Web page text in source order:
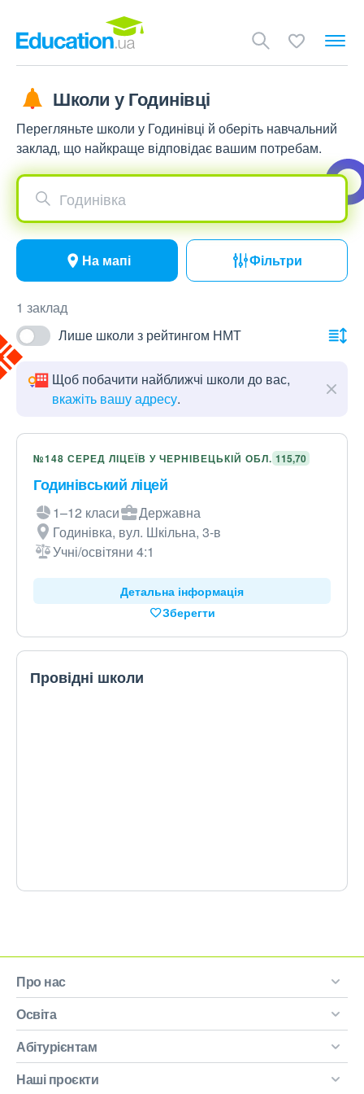
Школи у Годинівці
Перегляньте школи у Годинівці й оберіть навчальний
заклад, що найкраще відповідає вашим потребам.
Годинівка
На мапі Фільтри
1 заклад
Лише школи з рейтингом НМТ
Щоб побачити найближчі школи до вас,
вкажіть вашу адресу.
№148 СЕРЕД ЛІЦЕЇВ У ЧЕРНІВЕЦЬКІЙ ОБЛ. 115,70
Годинівський ліцей
1–12 класи
Державна
Годинівка, вул. Шкільна, 3-в
Учні/освітяни 4:1
Детальна інформація
Зберегти
Провідні школи
Про нас
Освіта
Абітурієнтам
Наші проєкти